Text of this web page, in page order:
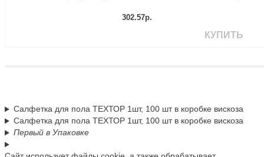
302.57р.
КУПИТЬ
Салфетка для пола ТЕХТОР 1шт, 100 шт в коробке вискоза
Салфетка для пола ТЕХТОР 1шт, 100 шт в коробке вискоза
Первый в Упаковке